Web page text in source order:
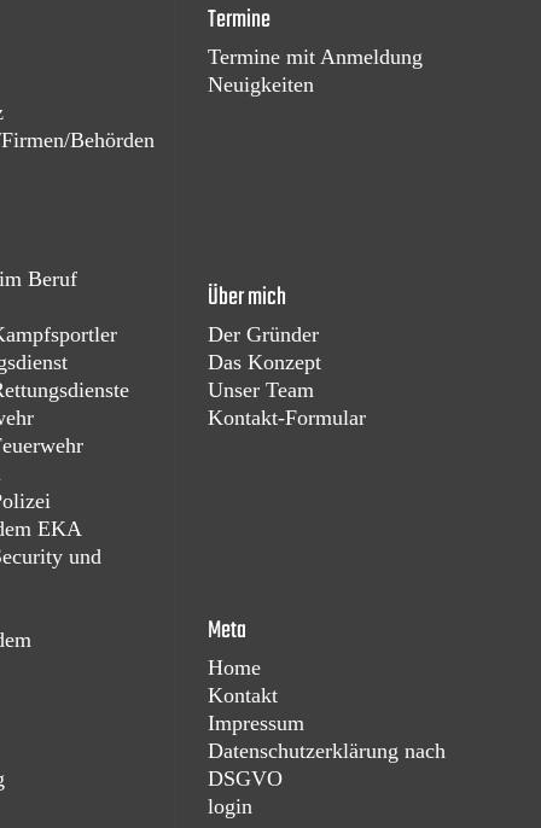
Behörden
Beruf
EKA
und
Termine
Termine mit Anmeldung
Neuigkeiten
Über mich
Der Gründer
Das Konzept
Unser Team
Kontakt-Formular
Meta
Home
Kontakt
Impressum
Datenschutzerklärung nach
DSGVO
login